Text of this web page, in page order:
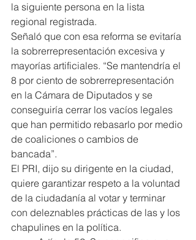
la siguiente persona en la lista
regional registrada.
Señaló que con esa reforma se evitaría
la sobrerrepresentación excesiva y
mayorías artificiales. “Se mantendría el
8 por ciento de sobrerrepresentación
en la Cámara de Diputados y se
conseguiría cerrar los vacíos legales
que han permitido rebasarlo por medio
de coaliciones o cambios de
bancada”.
El PRI, dijo su dirigente en la ciudad,
quiere garantizar respeto a la voluntad
de la ciudadanía al votar y terminar
con deleznables prácticas de las y los
chapulines en la política.